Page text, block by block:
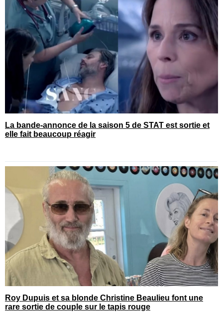
La bande-annonce de la saison 5 de STAT est sortie et
elle fait beaucoup réagir
Roy Dupuis et sa blonde Christine Beaulieu font une
rare sortie de couple sur le tapis rouge